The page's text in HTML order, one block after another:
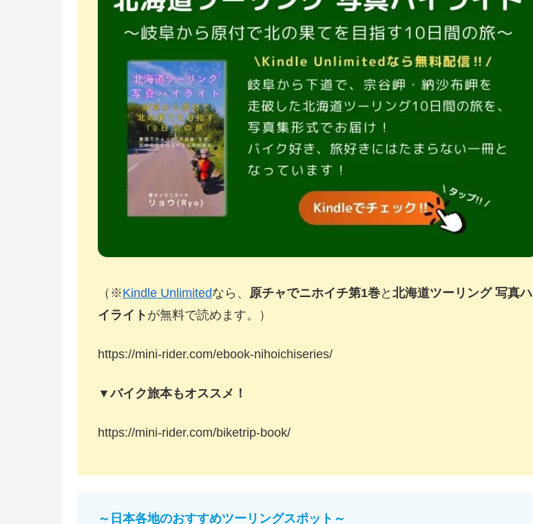
（※Kindle Unlimitedなら、 原チャでニホイチ第1巻と 北海道ツーリング 写真ハ
イライト が無料で読めます。）
https://mini-rider.com/ebook-nihoichiseries/
▼バイク旅本もオススメ！
https://mini-rider.com/biketrip-book/
～日本各地のおすすめツーリングスポット～